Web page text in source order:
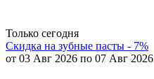
Только сегодня
Скидка на зубные пасты - 7%
от 03 Авг 2026 по 07 Авг 2026